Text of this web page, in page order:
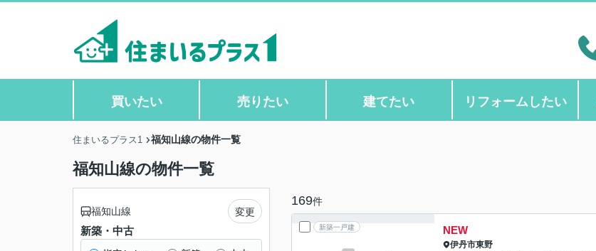
買いたい 売りたい 建てたい リフォームしたい
住まいるプラス1 福知山線の物件一覧
福知山線の物件一覧
169件
新築一戸建 NEW
伊丹市東野
福知山線 変更
新築・中古